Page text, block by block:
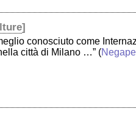
]
conosciuto come
città di Milano …” (